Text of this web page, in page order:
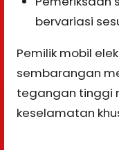
bervariasi
Pemilik mobil
sembarangan
tegangan tinggi
keselamatan